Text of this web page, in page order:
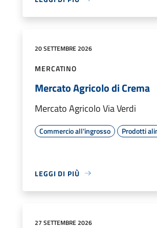
20 SETTEMBRE 2026
MERCATINO
Mercato Agricolo di Crema
Mercato Agricolo Via Verdi
Commercio all'ingrosso Prodotti
LEGGI DI PIÙ
27 SETTEMBRE 2026